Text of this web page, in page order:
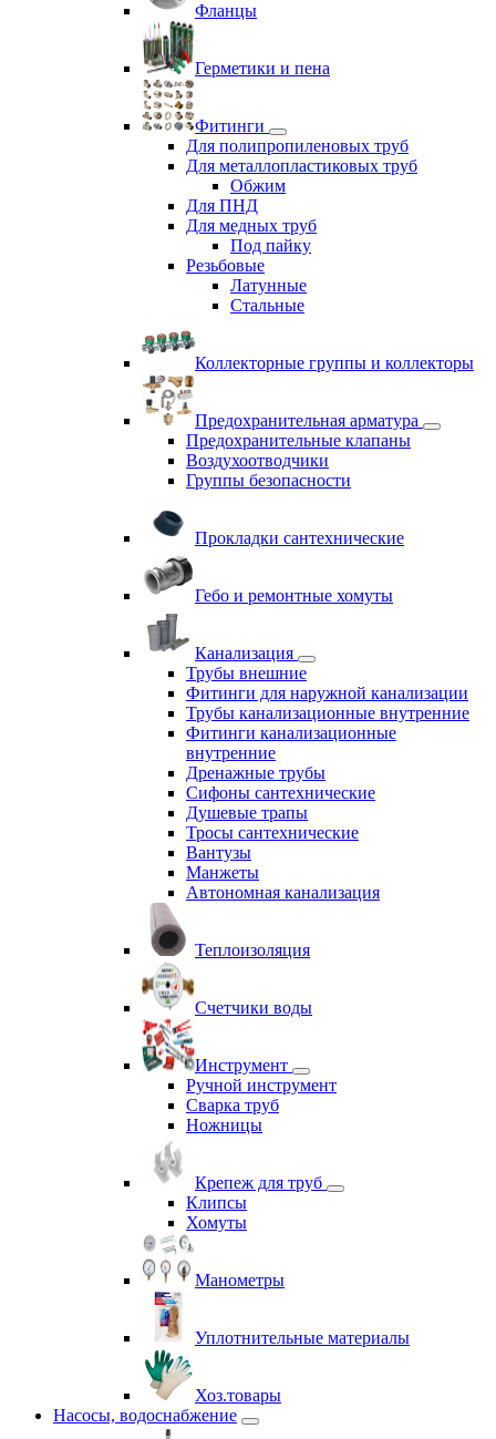
Фланцы
Герметики и пена
Фитинги
Для полипропиленовых труб
Для металлопластиковых труб
Обжим
Для ПНД
Для медных труб
Под пайку
Резьбовые
Латунные
Cтальные
Коллекторные группы и коллекторы
Предохранительная арматура
Предохранительные клапаны
Воздухоотводчики
Группы безопасности
Прокладки сантехнические
Гебо и ремонтные хомуты
Канализация
Трубы внешние
Фитинги для наружной канализации
Трубы канализационные внутренние
Фитинги канализационные
внутренние
Дренажные трубы
Сифоны сантехнические
Душевые трапы
Тросы сантехнические
Вантузы
Манжеты
Автономная канализация
Теплоизоляция
Счетчики воды
Инструмент
Ручной инструмент
Сварка труб
Ножницы
Крепеж для труб
Клипсы
Хомуты
Манометры
Уплотнительные материалы
Хоз.товары
Насосы, водоснабжение